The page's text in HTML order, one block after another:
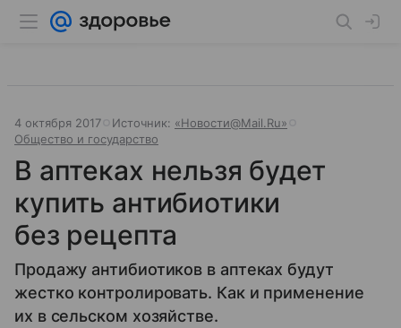
4 октября 2017 Источник: «Новости@Mail.Ru»
Общество и государство
В аптеках нельзя будет
купить антибиотики
без рецепта
Продажу антибиотиков в аптеках будут
жестко контролировать. Как и применение
их в сельском хозяйстве.